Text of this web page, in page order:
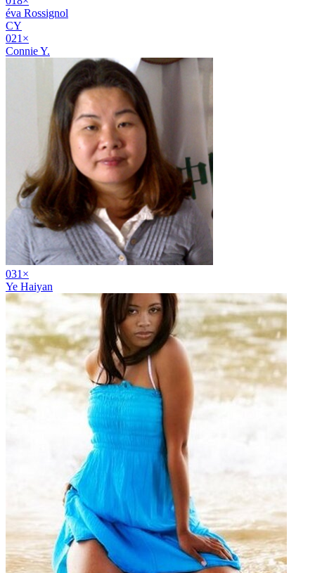
éva Rossignol
CY
021 ×
Connie Y.
031 ×
Ye Haiyan